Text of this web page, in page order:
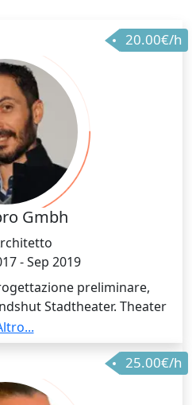
20.00€/h
Gmbh
- Sep 2019
preliminare,
Stadtheater. Theater
Stuttgart. Uckermärkische
Nordhausen. Forum Freies
NDR Hannover Großer
25.00€/h